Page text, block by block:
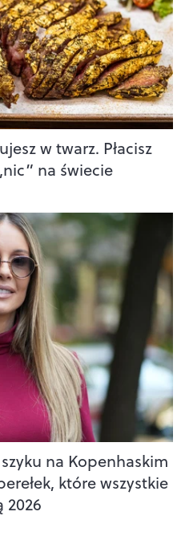
w twarz. Płacisz
na świecie
na Kopenhaskim
które wszystkie
2026